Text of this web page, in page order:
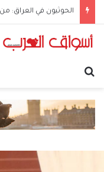
الحوثيون في العراق: